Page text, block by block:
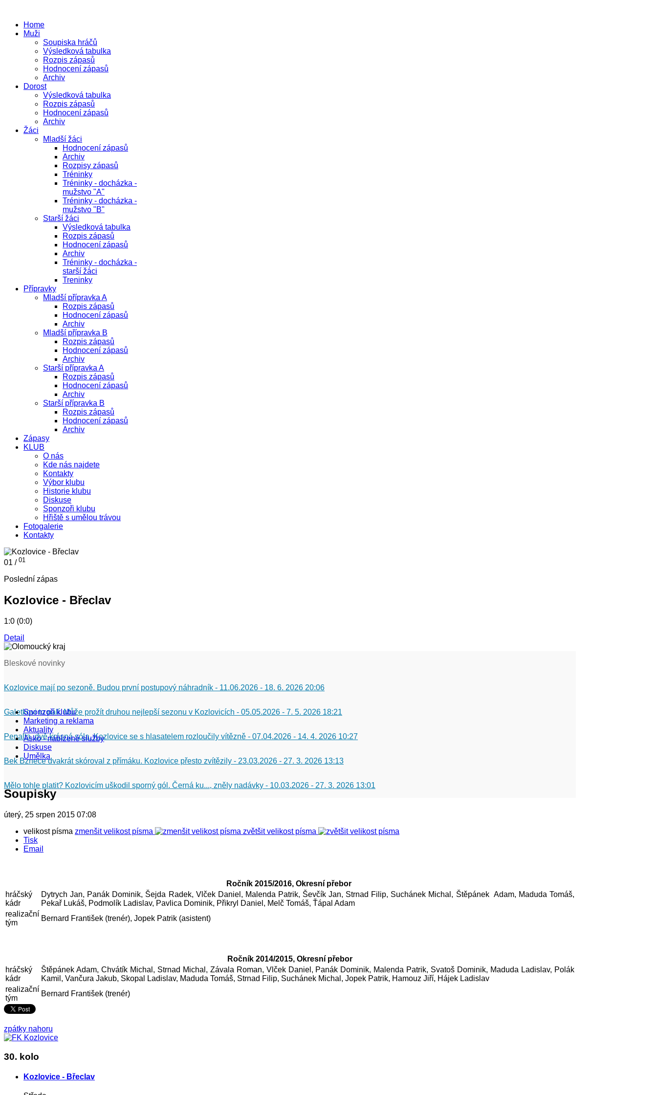
Home
Muži
Soupiska hráčů
Výsledková tabulka
Rozpis zápasů
Hodnocení zápasů
Archiv
Dorost
Výsledková tabulka
Rozpis zápasů
Hodnocení zápasů
Archiv
Žáci
Mladší žáci
Hodnocení zápasů
Archiv
Rozpisy zápasů
Tréninky
Tréninky - docházka -
mužstvo "A"
Tréninky - docházka -
mužstvo "B"
Starší žáci
Výsledková tabulka
Rozpis zápasů
Hodnocení zápasů
Archiv
Tréninky - docházka -
starší žáci
Treninky
Přípravky
Mladší přípravka A
Rozpis zápasů
Hodnocení zápasů
Archiv
Mladší přípravka B
Rozpis zápasů
Hodnocení zápasů
Archiv
Starší přípravka A
Rozpis zápasů
Hodnocení zápasů
Archiv
Starší přípravka B
Rozpis zápasů
Hodnocení zápasů
Archiv
Zápasy
KLUB
O nás
Kde nás najdete
Kontakty
Výbor klubu
Historie klubu
Diskuse
Sponzoři klubu
Hřiště s umělou trávou
Fotogalerie
Kontakty
01 / 01
Poslední zápas
Kozlovice - Břeclav
1:0 (0:0)
Detail
Bleskové novinky
Kozlovice mají po sezoně. Budou první postupový náhradník - 11.06.2026 - 18. 6. 2026 20:06
Galetkovi to pálí. Může prožít druhou nejlepší sezonu v Kozlovicích - 05.05.2026 - 7. 5. 2026 18:21
Penalta, dvě krásná sóla. Kozlovice se s hlasatelem rozloučily vítězně - 07.04.2026 - 14. 4. 2026 10:27
Bek Bznece dvakrát skóroval z přímáku. Kozlovice přesto zvítězily - 23.03.2026 - 27. 3. 2026 13:13
Mělo tohle platit? Kozlovicím uškodil sporný gól. Černá ku..., zněly nadávky - 10.03.2026 - 27. 3. 2026 13:01
Sponzoři klubu
Marketing a reklama
Aktuality
Asko - nabízené služby
Diskuse
Umělka
Soupisky
úterý, 25 srpen 2015 07:08
velikost písma zmenšit velikost písma
zvětšit velikost písma
Tisk
Email
Ročník 2015/2016, Okresní přebor
hráčský
kádr
Dytrych Jan, Panák Dominik, Šejda Radek, Vlček Daniel, Malenda Patrik, Ševčík Jan, Strnad Filip, Suchánek Michal, Štěpánek Adam, Maduda Tomáš,
Pekař Lukáš, Podmolík Ladislav, Pavlica Dominik, Přikryl Daniel, Melč Tomáš, Ťápal Adam
realizační
tým
Bernard František (trenér), Jopek Patrik (asistent)
Ročník 2014/2015, Okresní přebor
hráčský
kádr
Štěpánek Adam, Chvátík Michal, Strnad Michal, Závala Roman, Vlček Daniel, Panák Dominik, Malenda Patrik, Svatoš Dominik, Maduda Ladislav, Polák
Kamil, Vančura Jakub, Skopal Ladislav, Maduda Tomáš, Strnad Filip, Suchánek Michal, Jopek Patrik, Hamouz Jiří, Hájek Ladislav
realizační
tým
Bernard František (trenér)
zpátky nahoru
30. kolo
Kozlovice - Břeclav